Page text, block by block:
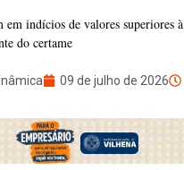
em indícios de valores superiores à
do certame
09 de julho de 2026